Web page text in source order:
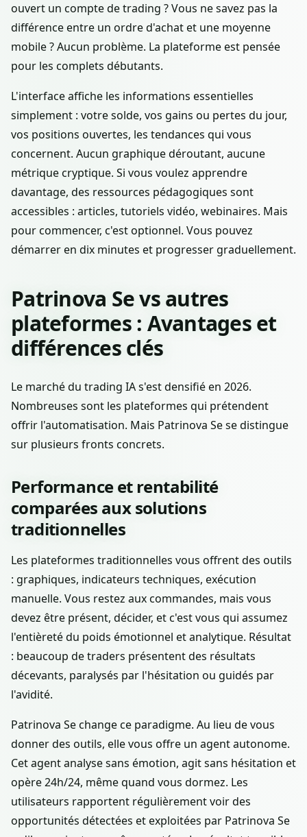
ouvert un compte de trading ? Vous ne savez pas la
différence entre un ordre d'achat et une moyenne
mobile ? Aucun problème. La plateforme est pensée
pour les complets débutants.
L'interface affiche les informations essentielles
simplement : votre solde, vos gains ou pertes du jour,
vos positions ouvertes, les tendances qui vous
concernent. Aucun graphique déroutant, aucune
métrique cryptique. Si vous voulez apprendre
davantage, des ressources pédagogiques sont
accessibles : articles, tutoriels vidéo, webinaires. Mais
pour commencer, c'est optionnel. Vous pouvez
démarrer en dix minutes et progresser graduellement.
Patrinova Se vs autres
plateformes : Avantages et
différences clés
Le marché du trading IA s'est densifié en 2026.
Nombreuses sont les plateformes qui prétendent
offrir l'automatisation. Mais Patrinova Se se distingue
sur plusieurs fronts concrets.
Performance et rentabilité
comparées aux solutions
traditionnelles
Les plateformes traditionnelles vous offrent des outils
: graphiques, indicateurs techniques, exécution
manuelle. Vous restez aux commandes, mais vous
devez être présent, décider, et c'est vous qui assumez
l'entièreté du poids émotionnel et analytique. Résultat
: beaucoup de traders présentent des résultats
décevants, paralysés par l'hésitation ou guidés par
l'avidité.
Patrinova Se change ce paradigme. Au lieu de vous
donner des outils, elle vous offre un agent autonome.
Cet agent analyse sans émotion, agit sans hésitation et
opère 24h/24, même quand vous dormez. Les
utilisateurs rapportent régulièrement voir des
opportunités détectées et exploitées par Patrinova Se